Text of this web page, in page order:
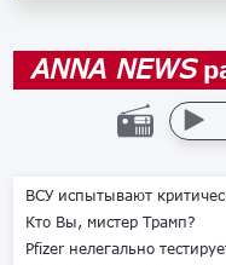
ANNA NEWS
ВСУ испытывают
Кто Вы, мистер Трамп?
Pfizer нелегально